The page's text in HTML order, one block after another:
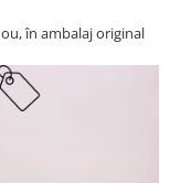
în ambalaj original